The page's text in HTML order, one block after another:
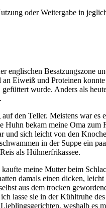
oder Weitergabe in
Besatzungszone
Eiweiß und Proteinen
wurde. Anders als
den Teller. Meistens war
bekam meine Oma
sich leicht von den
in der Suppe ein
als Hühnerfrikassee.
meine Mutter beim
damals einen dicken,
aus dem trocken
lasse sie in der Kühltruhe
weshalb